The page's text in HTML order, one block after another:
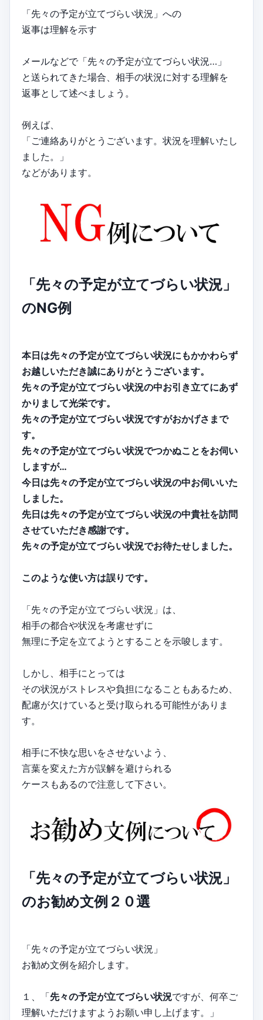
「先々の予定が立てづらい状況」への
返事は理解を示す
メールなどで「先々の予定が立てづらい状況…」
と送られてきた場合、相手の状況に対する理解を
返事として述べましょう。
例えば、
「ご連絡ありがとうございます。状況を理解いたし
ました。」
などがあります。
「先々の予定が立てづらい状況」
のNG例
本日は先々の予定が立てづらい状況にもかかわらず
お越しいただき誠にありがとうございます。
先々の予定が立てづらい状況の中お引き立てにあず
かりまして光栄です。
先々の予定が立てづらい状況ですがおかげさまで
す。
先々の予定が立てづらい状況でつかぬことをお伺い
しますが…
今日は先々の予定が立てづらい状況の中お伺いいた
しました。
先日は先々の予定が立てづらい状況の中貴社を訪問
させていただき感謝です。
先々の予定が立てづらい状況でお待たせしました。
このような使い方は誤りです。
「先々の予定が立てづらい状況」は、
相手の都合や状況を考慮せずに
無理に予定を立てようとすることを示唆します。
しかし、相手にとっては
その状況がストレスや負担になることもあるため、
配慮が欠けていると受け取られる可能性がありま
す。
相手に不快な思いをさせないよう、
言葉を変えた方が誤解を避けられる
ケースもあるので注意して下さい。
「先々の予定が立てづらい状況」
のお勧め文例２０選
「先々の予定が立てづらい状況」
お勧め文例を紹介します。
１、「先々の予定が立てづらい状況ですが、何卒ご
理解いただけますようお願い申し上げます。」